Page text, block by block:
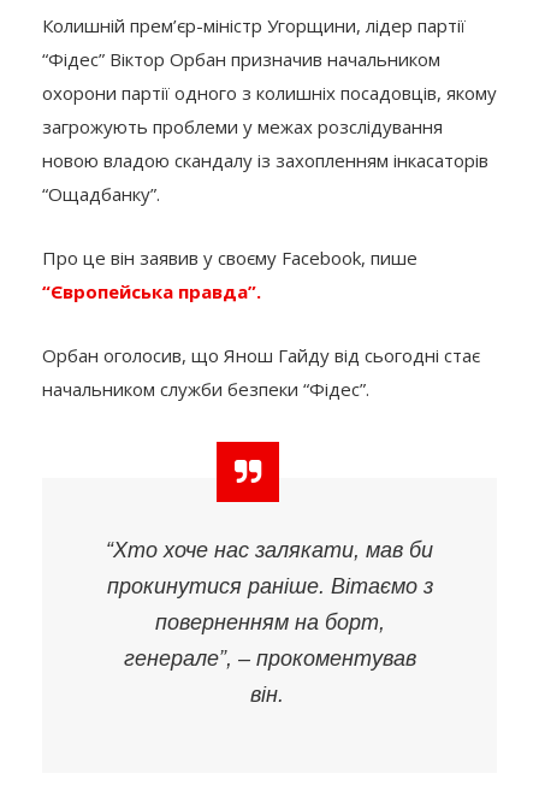
Колишній прем’єр-міністр Угорщини, лідер партії
“Фідес” Віктор Орбан призначив начальником
охорони партії одного з колишніх посадовців, якому
загрожують проблеми у межах розслідування
новою владою скандалу із захопленням інкасаторів
“Ощадбанку”.
Про це він заявив у своєму Facebook, пише
“Європейська правда”.
Орбан оголосив, що Янош Гайду від сьогодні стає
начальником служби безпеки “Фідес”.
“Хто хоче нас залякати, мав би
прокинутися раніше. Вітаємо з
поверненням на борт,
генерале”, – прокоментував
він.